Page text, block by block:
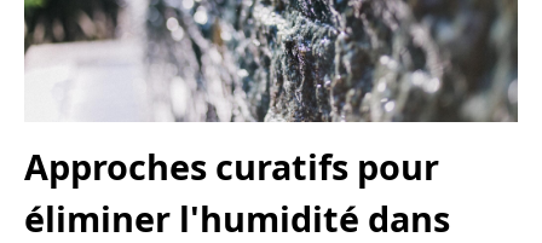
Approches curatifs pour
éliminer l'humidité dans